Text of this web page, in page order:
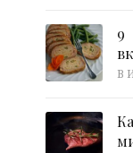
9
В